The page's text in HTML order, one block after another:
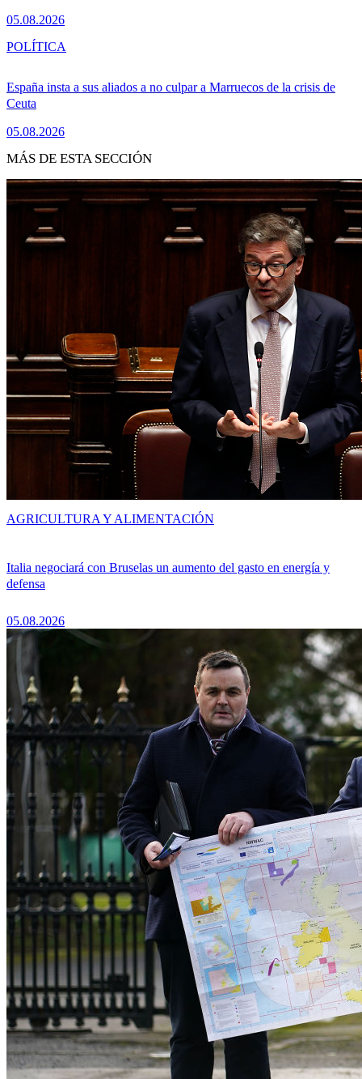
05.08.2026
España insta a sus aliados a no culpar a Marruecos de la crisis de
Ceuta
05.08.2026
POLÍTICA
MÁS DE ESTA SECCIÓN
Italia negociará con Bruselas un aumento del gasto en energía y
defensa
05.08.2026
AGRICULTURA Y ALIMENTACIÓN